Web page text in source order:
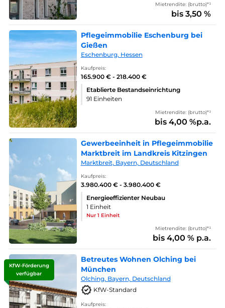
Mietrendite: (brutto)*¹
bis 3,50 %
Pflegeimmobilie Eschenburg bei
Gießen
Eschenburg, Hessen
Kaufpreis:
165.900 € - 218.400 €
Etablierte Bestandseinrichtung
91 Einheiten
Mietrendite: (brutto)*¹
bis 4,00 %p.a.
Gewerbeeinheit in Pflegeimmobilie
Marktbreit im Landkreis Kitzingen
Marktbreit, Bayern, Deutschland
Kaufpreis:
3.980.400 € - 3.980.400 €
Energieeffizienter Neubau
1 Einheit
Nur 1 Einheit
Mietrendite: (brutto)*¹
bis 4,00 % p.a.
KfW-Förderung
verfügbar
Betreutes Wohnen Olching bei
München
Olching, Bayern, Deutschland
KfW-Standard
Kaufpreis: